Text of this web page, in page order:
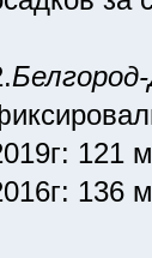
121
136